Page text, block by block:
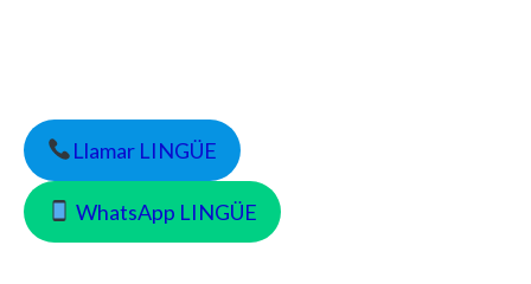
Llamar LINGÜE
WhatsApp LINGÜE